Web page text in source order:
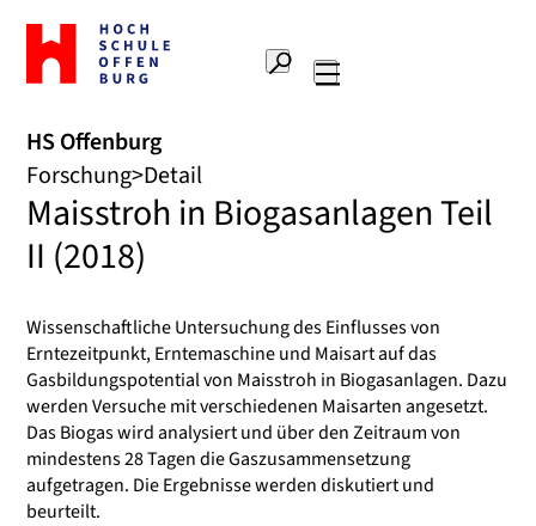
Zur
Startseite
Hochschule
Suche
HS Offenburg
Forschung Detail
Maisstroh in Biogasanlagen Teil
II (2018)
Wissenschaftliche Untersuchung des Einflusses von
Erntezeitpunkt, Erntemaschine und Maisart auf das
Gasbildungspotential von Maisstroh in Biogasanlagen. Dazu
werden Versuche mit verschiedenen Maisarten angesetzt.
Das Biogas wird analysiert und über den Zeitraum von
mindestens 28 Tagen die Gaszusammensetzung
aufgetragen. Die Ergebnisse werden diskutiert und
beurteilt.